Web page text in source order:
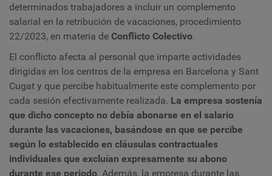
determinados trabajadores a incluir un complemento
salarial en la retribución de vacaciones, procedimiento
22/2023, en materia de Conflicto Colectivo.
El conflicto afecta al personal que imparte actividades
dirigidas en los centros de la empresa en Barcelona y Sant
Cugat y que percibe habitualmente este complemento por
cada sesión efectivamente realizada. La empresa sostenía
que dicho concepto no debía abonarse en el salario
durante las vacaciones, basándose en que se percibe
según lo establecido en cláusulas contractuales
individuales que excluían expresamente su abono
durante ese periodo. Además, la empresa durante las